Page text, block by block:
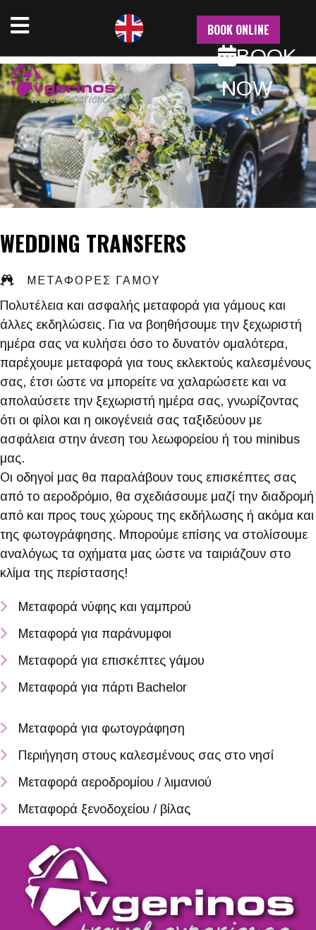
BOOK ONLINE
BOOK
NOW
WEDDING TRANSFERS
ΜΕΤΑΦΟΡΕΣ ΓΑΜΟΥ
Πολυτέλεια και ασφαλής μεταφορά για γάμους και
άλλες εκδηλώσεις. Για να βοηθήσουμε την ξεχωριστή
ημέρα σας να κυλήσει όσο το δυνατόν ομαλότερα,
παρέχουμε μεταφορά για τους εκλεκτούς καλεσμένους
σας, έτσι ώστε να μπορείτε να χαλαρώσετε και να
απολαύσετε την ξεχωριστή ημέρα σας, γνωρίζοντας
ότι οι φίλοι και η οικογένειά σας ταξιδεύουν με
ασφάλεια στην άνεση του λεωφορείου ή του minibus
μας.
Οι οδηγοί μας θα παραλάβουν τους επισκέπτες σας
από το αεροδρόμιο, θα σχεδιάσουμε μαζί την διαδρομή
από και προς τους χώρους της εκδήλωσης ή ακόμα και
της φωτογράφησης. Μπορούμε επίσης να στολίσουμε
αναλόγως τα οχήματα μας ώστε να ταιριάζουν στο
κλίμα της περίστασης!
Μεταφορά νύφης και γαμπρού
Μεταφορά για παράνυμφοι
Μεταφορά για επισκέπτες γάμου
Μεταφορά για πάρτι Bachelor
Μεταφορά για φωτογράφηση
Περιήγηση στους καλεσμένους σας στο νησί
Μεταφορά αεροδρομίου / λιμανιού
Μεταφορά ξενοδοχείου / βίλας